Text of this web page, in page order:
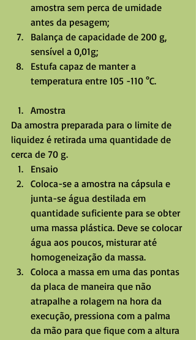
amostra sem perca de umidade
antes da pesagem;
Balança de capacidade de 200 g,
sensível a 0,01g;
Estufa capaz de manter a
temperatura entre 105 -110 °C.
Amostra
Da amostra preparada para o limite de
liquidez é retirada uma quantidade de
cerca de 70 g.
Ensaio
Coloca-se a amostra na cápsula e
junta-se água destilada em
quantidade suficiente para se obter
uma massa plástica. Deve se colocar
água aos poucos, misturar até
homogeneização da massa.
Coloca a massa em uma das pontas
da placa de maneira que não
atrapalhe a rolagem na hora da
execução, pressiona com a palma
da mão para que fique com a altura